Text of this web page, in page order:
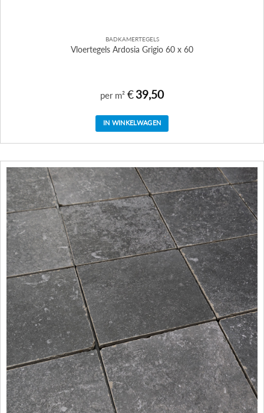
BADKAMERTEGELS
Vloertegels Ardosia Grigio 60 x 60
per m² €39,50
IN WINKELWAGEN